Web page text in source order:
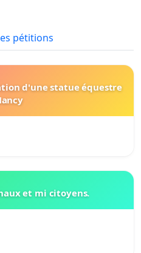
pétitions
d'une statue équestre
et mi citoyens.